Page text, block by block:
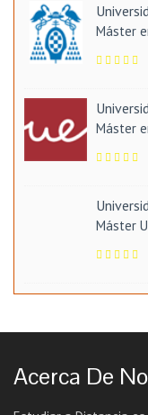
Máster
Máster
Máster
Acerca De